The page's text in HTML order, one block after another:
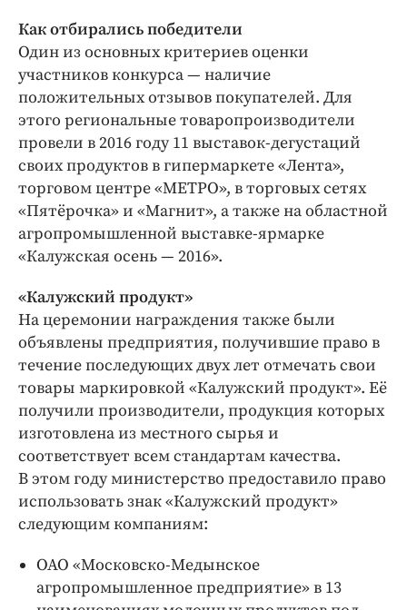
Как отбирались победители
Один из основных критериев оценки
участников конкурса — наличие
положительных отзывов покупателей. Для
этого региональные товаропроизводители
провели в 2016 году 11 выставок-дегустаций
своих продуктов в гипермаркете «Лента»,
торговом центре «МЕТРО», в торговых сетях
«Пятёрочка» и «Магнит», а также на областной
агропромышленной выставке-ярмарке
«Калужская осень — 2016».
«Калужский продукт»
На церемонии награждения также были
объявлены предприятия, получившие право в
течение последующих двух лет отмечать свои
товары маркировкой «Калужский продукт». Её
получили производители, продукция которых
изготовлена из местного сырья и
соответствует всем стандартам качества.
В этом году министерство предоставило право
использовать знак «Калужский продукт»
следующим компаниям:
ОАО «Московско-Медынское
агропромышленное предприятие» в 13